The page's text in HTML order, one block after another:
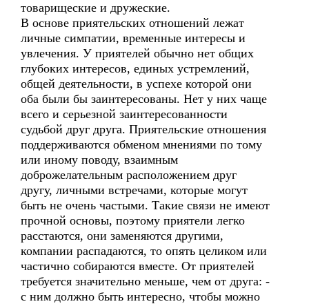
товарищеские и дружеские.
В основе приятельских отношений лежат
личные симпатии, временные интересы и
увлечения. У приятелей обычно нет общих
глубоких интересов, единых устремлений,
общей деятельности, в успехе которой они
оба были бы заинтересованы. Нет у них чаще
всего и серьезной заинтересованности
судьбой друг друга. Приятельские отношения
поддерживаются обменом мнениями по тому
или иному поводу, взаимным
доброжелательным расположением друг
другу, личными встречами, которые могут
быть не очень частыми. Такие связи не имеют
прочной основы, поэтому приятели легко
расстаются, они заменяются другими,
компании распадаются, то опять целиком или
частично собираются вместе. От приятелей
требуется значительно меньше, чем от друга: -
с ним должно быть интересно, чтобы можно